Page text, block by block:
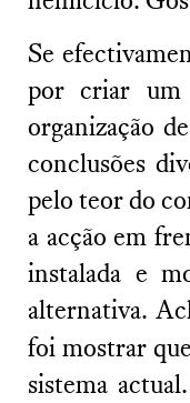
Se
por criar um
organização
conclusões
pelo teor do
a acção em
instalada e
alternativa.
foi mostrar
sistema